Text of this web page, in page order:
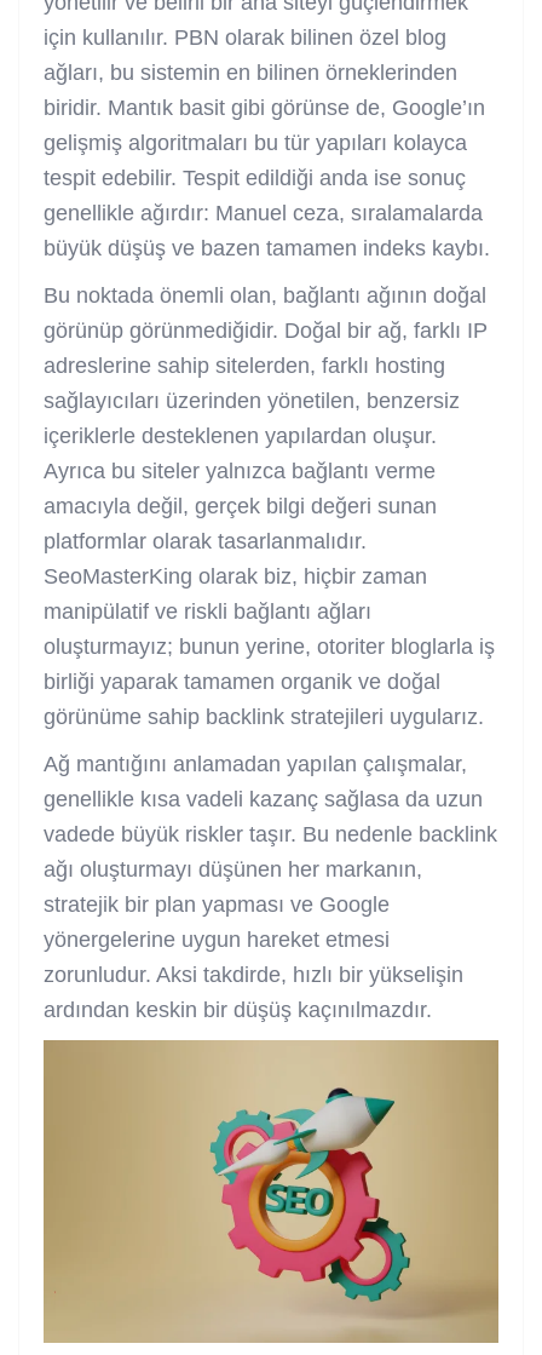
için kullanılır. PBN olarak bilinen özel blog
ağları, bu sistemin en bilinen örneklerinden
biridir. Mantık basit gibi görünse de, Google’ın
gelişmiş algoritmaları bu tür yapıları kolayca
tespit edebilir. Tespit edildiği anda ise sonuç
genellikle ağırdır: Manuel ceza, sıralamalarda
büyük düşüş ve bazen tamamen indeks kaybı.
Bu noktada önemli olan, bağlantı ağının doğal
görünüp görünmediğidir. Doğal bir ağ, farklı IP
adreslerine sahip sitelerden, farklı hosting
sağlayıcıları üzerinden yönetilen, benzersiz
içeriklerle desteklenen yapılardan oluşur.
Ayrıca bu siteler yalnızca bağlantı verme
amacıyla değil, gerçek bilgi değeri sunan
platformlar olarak tasarlanmalıdır.
SeoMasterKing olarak biz, hiçbir zaman
manipülatif ve riskli bağlantı ağları
oluşturmayız; bunun yerine, otoriter bloglarla iş
birliği yaparak tamamen organik ve doğal
görünüme sahip backlink stratejileri uygularız.
Ağ mantığını anlamadan yapılan çalışmalar,
genellikle kısa vadeli kazanç sağlasa da uzun
vadede büyük riskler taşır. Bu nedenle backlink
ağı oluşturmayı düşünen her markanın,
stratejik bir plan yapması ve Google
yönergelerine uygun hareket etmesi
zorunludur. Aksi takdirde, hızlı bir yükselişin
ardından keskin bir düşüş kaçınılmazdır.